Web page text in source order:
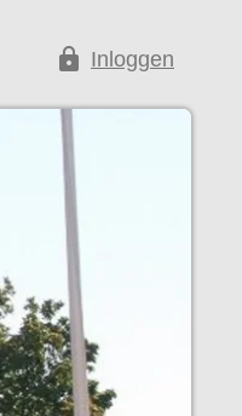
lock Inloggen